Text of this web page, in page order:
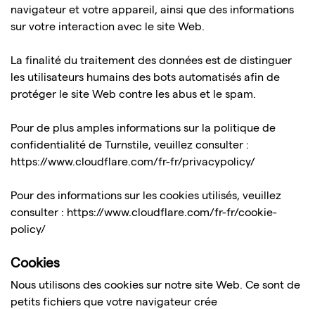
navigateur et votre appareil, ainsi que des informations
sur votre interaction avec le site Web.
La finalité du traitement des données est de distinguer
les utilisateurs humains des bots automatisés afin de
protéger le site Web contre les abus et le spam.
Pour de plus amples informations sur la politique de
confidentialité de Turnstile, veuillez consulter :
https://www.cloudflare.com/fr-fr/privacypolicy/
Pour des informations sur les cookies utilisés, veuillez
consulter : https://www.cloudflare.com/fr-fr/cookie-
policy/
Cookies
Nous utilisons des cookies sur notre site Web. Ce sont de
petits fichiers que votre navigateur crée